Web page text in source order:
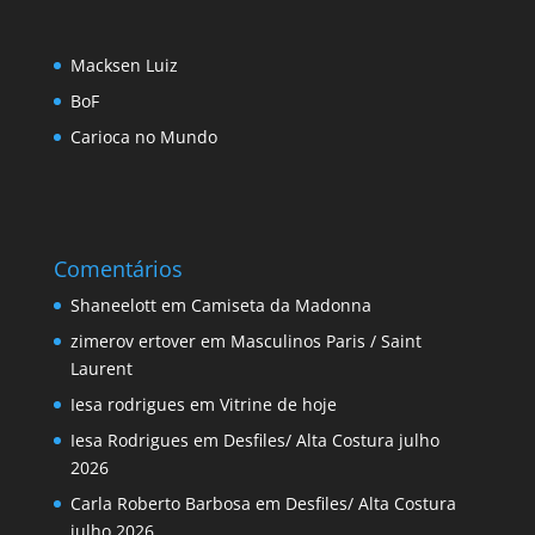
Macksen Luiz
BoF
Carioca no Mundo
Comentários
Shaneelottem Camiseta da Madonna
zimerov ertoverem Masculinos Paris / Saint
Laurent
Iesa rodrigues em Vitrine de hoje
Iesa Rodrigues em Desfiles/ Alta Costura julho
2026
Carla Roberto Barbosa em Desfiles/ Alta Costura
julho 2026